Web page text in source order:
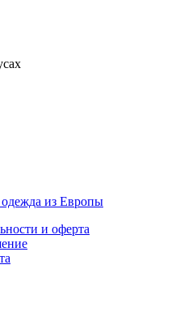
и оферта